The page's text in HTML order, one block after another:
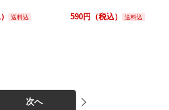
送料込 590円（税込） 送料込
次へ